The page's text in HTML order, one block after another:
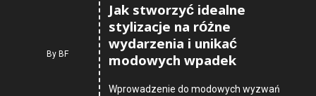
ByBF
Jak stworzyć idealne
stylizacje na różne
wydarzenia i unikać
modowych wpadek
Wprowadzenie do modowych wyzwań